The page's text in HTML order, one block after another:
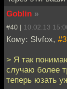
Goblin »
#40 | 10.02.13
Кому: Slvfox,
> Я так
случаю более
теперь юзать